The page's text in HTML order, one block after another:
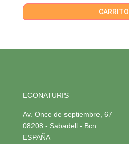
CARRITO
ECONATURIS
Av. Once de septiembre, 67
08208 - Sabadell - Bcn
ESPAÑA